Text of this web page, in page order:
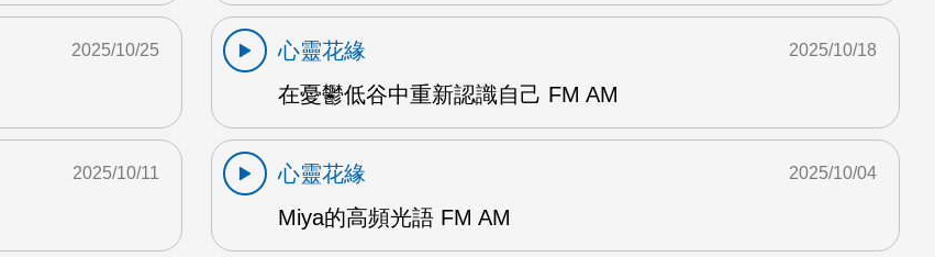
2025/10/25
心靈花緣
在憂鬱低谷中重新認識自己 FM AM
2025/10/18
2025/10/11
心靈花緣
Miya的高頻光語 FM AM
2025/10/04